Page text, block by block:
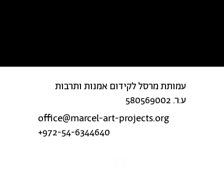
עמותת מרסל לקידום אמנות ותרבות
ע.ר. 580569002
office@marcel-art-projects.org
+972-54-6344640